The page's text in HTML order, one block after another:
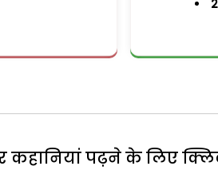
कहानियां पढ़ने के लिए